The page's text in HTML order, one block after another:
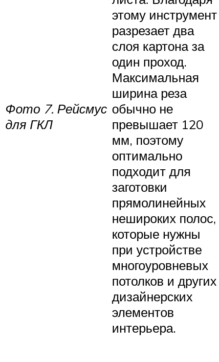
Фото 7. Рейсмус
для ГКЛ
этому инструмент
разрезает два
слоя картона за
один проход.
Максимальная
ширина реза
обычно не
превышает 120
мм, поэтому
оптимально
подходит для
заготовки
прямолинейных
нешироких полос,
которые нужны
при устройстве
многоуровневых
потолков и других
дизайнерских
элементов
интерьера.